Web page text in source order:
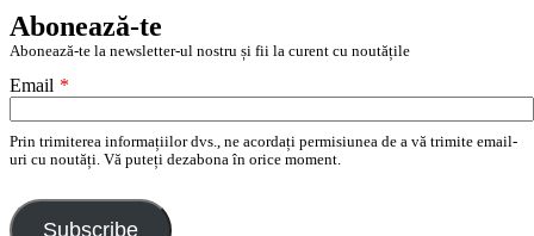
Abonează-te
Abonează-te la newsletter-ul nostru și fii la curent cu noutățile
Email *
Prin trimiterea informațiilor dvs., ne acordați permisiunea de a vă trimite email-
uri cu noutăți. Vă puteți dezabona în orice moment.
Subscribe